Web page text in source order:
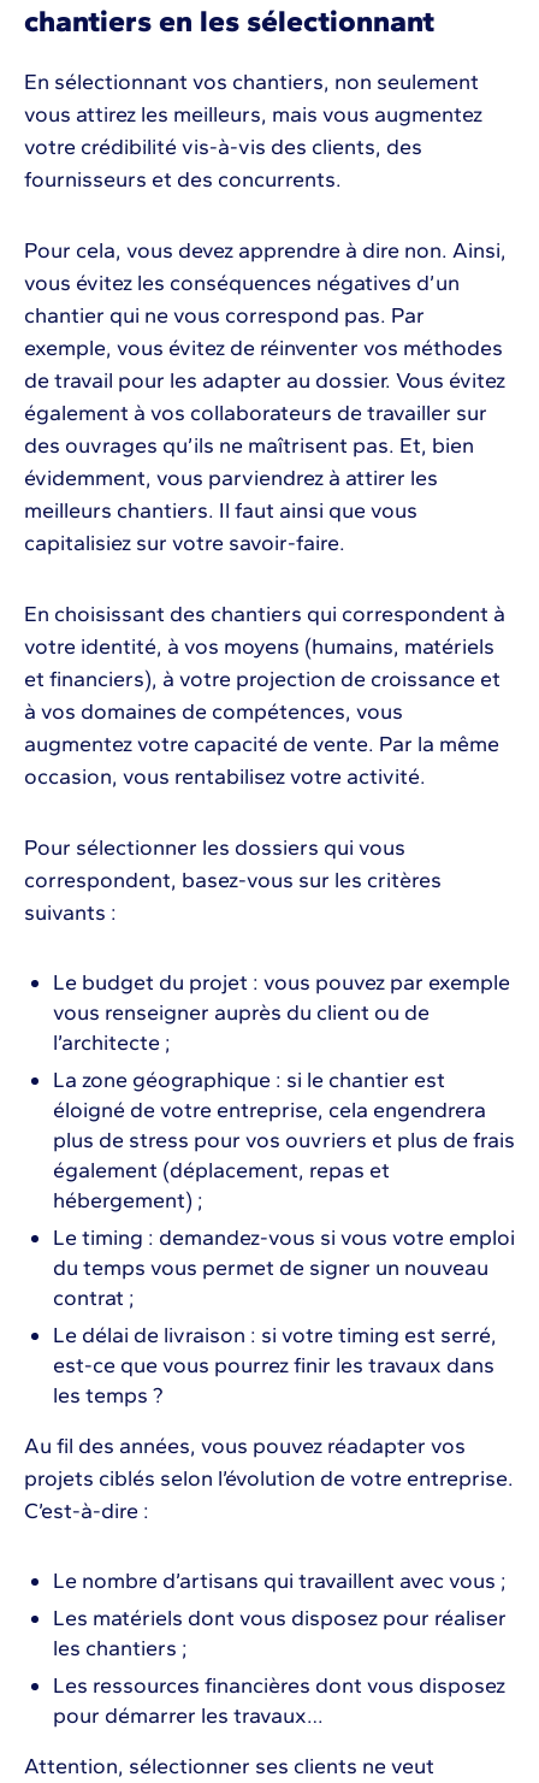
chantiers en les sélectionnant
En sélectionnant vos chantiers, non seulement
vous attirez les meilleurs, mais vous augmentez
votre crédibilité vis-à-vis des clients, des
fournisseurs et des concurrents.
Pour cela, vous devez apprendre à dire non. Ainsi,
vous évitez les conséquences négatives d’un
chantier qui ne vous correspond pas. Par
exemple, vous évitez de réinventer vos méthodes
de travail pour les adapter au dossier. Vous évitez
également à vos collaborateurs de travailler sur
des ouvrages qu’ils ne maîtrisent pas. Et, bien
évidemment, vous parviendrez à attirer les
meilleurs chantiers. Il faut ainsi que vous
capitalisiez sur votre savoir-faire.
En choisissant des chantiers qui correspondent à
votre identité, à vos moyens (humains, matériels
et financiers), à votre projection de croissance et
à vos domaines de compétences, vous
augmentez votre capacité de vente. Par la même
occasion, vous rentabilisez votre activité.
Pour sélectionner les dossiers qui vous
correspondent, basez-vous sur les critères
suivants :
Le budget du projet : vous pouvez par exemple
vous renseigner auprès du client ou de
l’architecte ;
La zone géographique : si le chantier est
éloigné de votre entreprise, cela engendrera
plus de stress pour vos ouvriers et plus de frais
également (déplacement, repas et
hébergement) ;
Le timing : demandez-vous si vous votre emploi
du temps vous permet de signer un nouveau
contrat ;
Le délai de livraison : si votre timing est serré,
est-ce que vous pourrez finir les travaux dans
les temps ?
Au fil des années, vous pouvez réadapter vos
projets ciblés selon l’évolution de votre entreprise.
C’est-à-dire :
Le nombre d’artisans qui travaillent avec vous ;
Les matériels dont vous disposez pour réaliser
les chantiers ;
Les ressources financières dont vous disposez
pour démarrer les travaux…
Attention, sélectionner ses clients ne veut